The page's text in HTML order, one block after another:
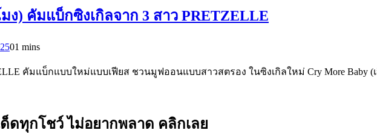
ง) คัมแบ็กซิงเกิลจาก 3 สาว PRETZELLE
01 mins
คัมแบ็กแบบใหม่แบบเฟียส ชวนมูฟออนแบบสาวสตรอง ในซิงเกิลใหม่ Cry More Baby (
ด็ดทุกโชว์ ไม่อยากพลาด คลิกเลย